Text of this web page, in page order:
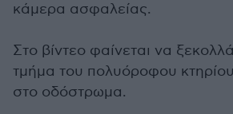
κάμερα ασφαλείας.
Στο βίντεο φαίνεται να
τμήμα του πολυόροφου
στο οδόστρωμα.